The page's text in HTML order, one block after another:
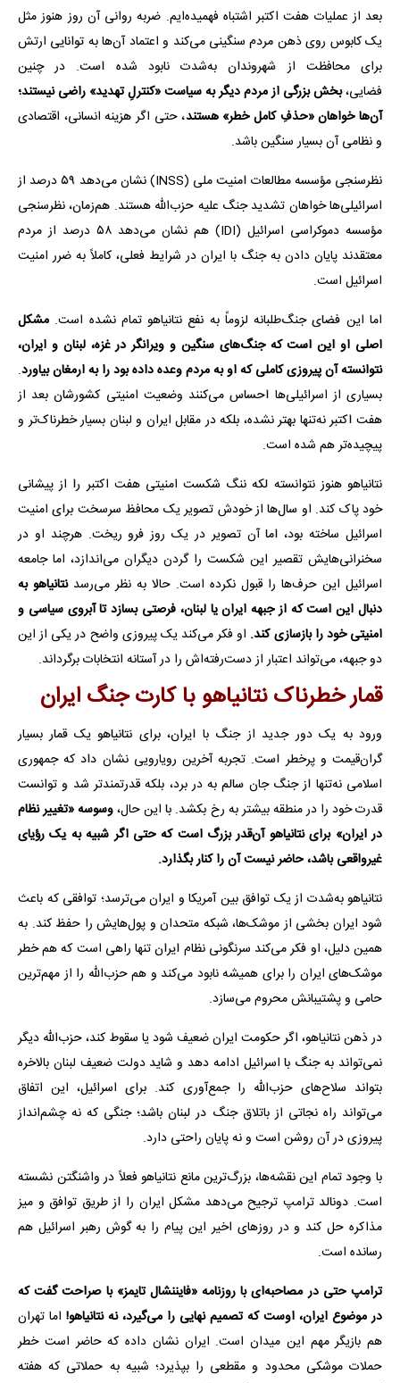
بعد از عملیات هفت اکتبر اشتباه فهمیده‌ایم. ضربه روانی آن روز هنوز مثل
یک کابوس روی ذهن مردم سنگینی می‌کند و اعتماد آن‌ها به توانایی ارتش
برای محافظت از شهروندان به‌شدت نابود شده است. در چنین
فضایی،بخش بزرگی از مردم دیگر به سیاست «کنترلِ تهدید» راضی نیستند؛
آن‌ها خواهان «حذفِ کامل خطر» هستند، حتی اگر هزینه انسانی، اقتصادی
و نظامی آن بسیار سنگین باشد.
نظرسنجی مؤسسه مطالعات امنیت ملی (INSS) نشان می‌دهد ۵۹ درصد از
اسرائیلی‌ها خواهان تشدید جنگ علیه حزب‌الله هستند. هم‌زمان، نظرسنجی
مؤسسه دموکراسی اسرائیل (IDI) هم نشان می‌دهد ۵۸ درصد از مردم
معتقدند پایان دادن به جنگ با ایران در شرایط فعلی، کاملاً به ضرر امنیت
اسرائیل است.
اما این فضای جنگ‌طلبانه لزوماً به نفع نتانیاهو تمام نشده است. مشکل
اصلی او این است که جنگ‌های سنگین و ویرانگر در غزه، لبنان و ایران،
نتوانسته آن پیروزی کاملی که او به مردم وعده داده بود را به ارمغان بیاورد.
بسیاری از اسرائیلی‌ها احساس می‌کنند وضعیت امنیتی کشورشان بعد از
هفت اکتبر نه‌تنها بهتر نشده، بلکه در مقابل ایران و لبنان بسیار خطرناک‌تر و
پیچیده‌تر هم شده است.
نتانیاهو هنوز نتوانسته لکه ننگ شکست امنیتی هفت اکتبر را از پیشانی
خود پاک کند. او سال‌ها از خودش تصویر یک محافظ سرسخت برای امنیت
اسرائیل ساخته بود، اما آن تصویر در یک روز فرو ریخت. هرچند او در
سخنرانی‌هایش تقصیر این شکست را گردن دیگران می‌اندازد، اما جامعه
اسرائیل این حرف‌ها را قبول نکرده است. حالا به نظر می‌رسدنتانیاهو به
دنبال این است که از جبهه ایران یا لبنان، فرصتی بسازد تا آبروی سیاسی و
امنیتی خود را بازسازی کند. او فکر می‌کند یک پیروزی واضح در یکی از این
دو جبهه، می‌تواند اعتبار از دست‌رفته‌اش را در آستانه انتخابات برگرداند.
قمار خطرناک نتانیاهو با کارت جنگ ایران
ورود به یک دور جدید از جنگ با ایران، برای نتانیاهو یک قمار بسیار
گران‌قیمت و پرخطر است. تجربه آخرین رویارویی نشان داد که جمهوری
اسلامی نه‌تنها از جنگ جان سالم به در برد، بلکه قدرتمندتر شد و توانست
قدرت خود را در منطقه بیشتر به رخ بکشد. با این حال،وسوسه «تغییر نظام
در ایران» برای نتانیاهو آن‌قدر بزرگ است که حتی اگر شبیه به یک رؤیای
غیرواقعی باشد، حاضر نیست آن را کنار بگذارد.
نتانیاهو به‌شدت از یک توافق بین آمریکا و ایران می‌ترسد؛ توافقی که باعث
شود ایران بخشی از موشک‌ها، شبکه متحدان و پول‌هایش را حفظ کند. به
همین دلیل، او فکر می‌کند سرنگونی نظام ایران تنها راهی است که هم خطر
موشک‌های ایران را برای همیشه نابود می‌کند و هم حزب‌الله را از مهم‌ترین
حامی و پشتیبانش محروم می‌سازد.
در ذهن نتانیاهو، اگر حکومت ایران ضعیف شود یا سقوط کند، حزب‌الله دیگر
نمی‌تواند به جنگ با اسرائیل ادامه دهد و شاید دولت ضعیف لبنان بالاخره
بتواند سلاح‌های حزب‌الله را جمع‌آوری کند. برای اسرائیل، این اتفاق
می‌تواند راه نجاتی از باتلاق جنگ در لبنان باشد؛ جنگی که نه چشم‌انداز
پیروزی در آن روشن است و نه پایان راحتی دارد.
با وجود تمام این نقشه‌ها، بزرگ‌ترین مانع نتانیاهو فعلاً در واشنگتن نشسته
است. دونالد ترامپ ترجیح می‌دهد مشکل ایران را از طریق توافق و میز
مذاکره حل کند و در روزهای اخیر این پیام را به گوش رهبر اسرائیل هم
رسانده است.
ترامپ حتی در مصاحبه‌ای با روزنامه «فایننشال تایمز» با صراحت گفت که
در موضوع ایران، اوست که تصمیم نهایی را می‌گیرد، نه نتانیاهو! اما تهران
هم بازیگر مهم این میدان است. ایران نشان داده که حاضر است خطر
حملات موشکی محدود و مقطعی را بپذیرد؛ شبیه به حملاتی که هفته